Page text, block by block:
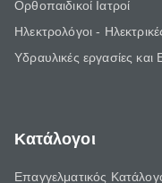
Ορθοπαιδικοί Ιατροί
Ηλεκτρολόγοι -
Υδραυλικές εργασίες και
Κατάλογοι
Επαγγελματικός